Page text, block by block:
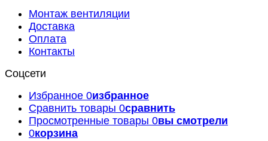
Монтаж вентиляции
Доставка
Оплата
Контакты
Соцсети
Избранное 0избранное
Сравнить товары 0сравнить
Просмотренные товары 0вы смотрели
0корзина